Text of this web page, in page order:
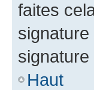
faites
Haut